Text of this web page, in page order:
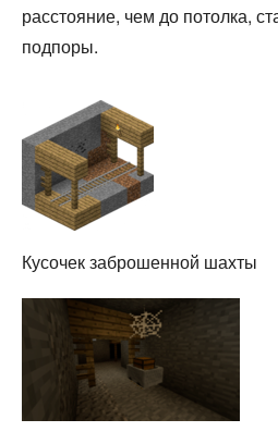
расстояние, чем до потолка,
подпоры.
Кусочек заброшенной шахты